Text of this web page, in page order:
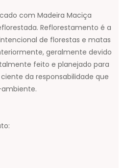
com Madeira Maciça
Reflorestamento é a
de florestas e matas
geralmente devido
feito e planejado para
da responsabilidade que